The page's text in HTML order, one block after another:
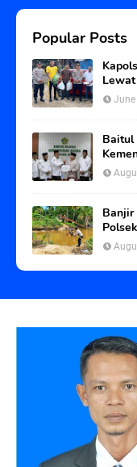
Popular Posts
Lewat
June
Baitul
Banjir